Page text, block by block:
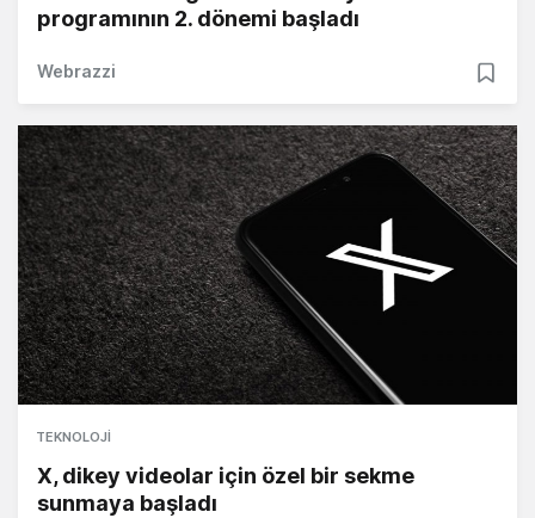
programının 2. dönemi başladı
Webrazzi
TEKNOLOJI
X, dikey videolar için özel bir sekme
sunmaya başladı